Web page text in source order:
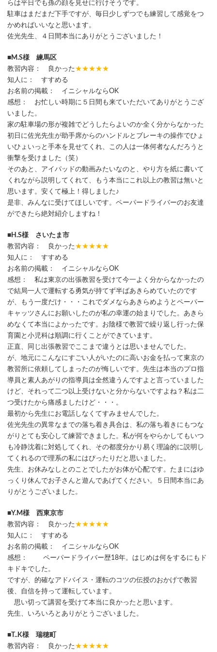
らは平日でも孫の顔を見せに行けそうです。
駐車はまだまだ下手ですが、毎日少しずつでも練習して感覚をつ
かめればいいなと思います。
佐光先生、４日間本当にありがとうございました！
■M.S様 練馬区
教習内容： 良かった ★★★★★
知人に： すすめる
お名前の掲載： イニシャルならOK
感想： お忙しい時期に５日間も来ていただいてありがとうござ
いました。
家の駐車場の形が複雑でどうしたらよいのか全く分からなかった
初日に佐光先生が助手席からのハンドルとブレーキの操作でひょ
いひょいっと手本を見せてくれ、この人は一体何者なんだろうと
衝撃を受けました（笑）
そのあと、アイパッドの動画みたいなのと、やり方を紙に書いて
くれながら説明してくれて、もう本当にこれ以上の教習は無いと
思います。安くて極上！得しました♪
是非、みんなに受けてほしいです。ペーパードライバーのお友達
ができたら絶対紹介しますね！
■H.S様 さいたま市
教習内容： 良かった ★★★★★
知人に： すすめる
お名前の掲載： イニシャルならOK
感想： 私は東京の出張教習を受けて今一よく分からなかったの
で結局一人で運転する勇気が持てず半ばあきらめていたのです
が、もう一度だけ・・・これでダメならあきらめようとペーパー
キャッツさんにお願いしたのが私の幸運の始まりでした。あきら
めなくて本当によかったです。お陰様で教習で繰り返し行った保
育園と小児科は順調に行くことができています。
正直、同じ出張教習でここまで違うとは思いませんでした。
が、地元にこんなにすごい人がいたのに高いお金を払って東京の
教習所に依頼してしまったのが悔しいです。先生は本当のプロ指
導員と素人あがりの指導員は全然違うんですよと言っていました
けど、それって二つ以上受けないと分からないですよね？私は二
つ受けたから痛感ましたけど・・・。
最初から先生にお電話しなくてすみませんでした。
佐光先生の異常なまでの落ち着き具合は、私の落ち着きにもつな
がりとても安心して練習できました。私が何をやらかしてもいつ
も冷静沈着に対処してくれ、その都度分かり易く理論的に説明し
てくれるので理系の私にはぴったりだと思いました。
先生、お休みなしとのことでしたがお体が心配です。たまにはゆ
っくり休んでお子さんと遊んであげてください。５日間本当にあ
りがとうございました。
■Y.M様 西東京市
教習内容： 良かった ★★★★★
知人に： すすめる
お名前の掲載： イニシャルならOK
感想： ペーパードライバー歴18年。はじめは何をするにもド
キドキでした。
ですが、的確なアドバイス・運転のコツの伝授のおかげで教習
後、自信を持って運転しています。
思い切って講習を受けて本当に良かったと思います。
先生、いろいろとありがとうございました。
■T..K様 瑞穂町
教習内容： 良かった ★★★★★